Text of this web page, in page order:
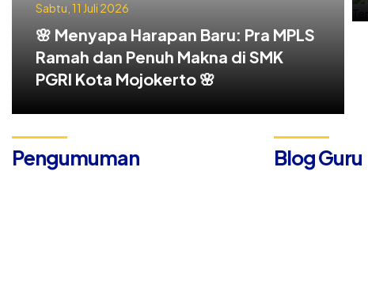
Sabtu, 11 Juli 2026
🌸 Menyapa Harapan Baru: Pra MPLS
Ramah dan Penuh Makna di SMK
PGRI Kota Mojokerto 🌸
Pengumuman Blog Guru